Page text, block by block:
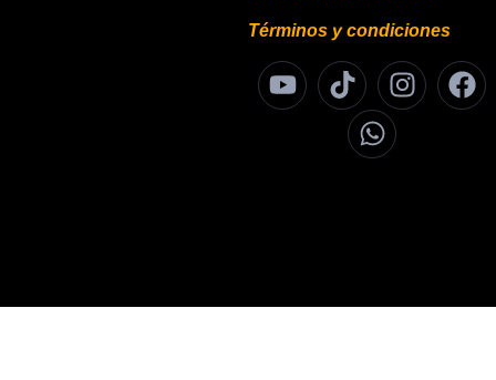
Términos y condiciones